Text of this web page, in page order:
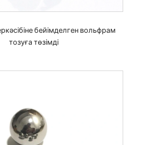
бейімделген вольфрам
тозуға төзімді